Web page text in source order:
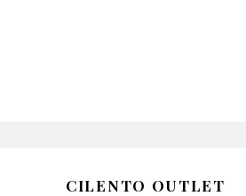
CILENTO OUTLET